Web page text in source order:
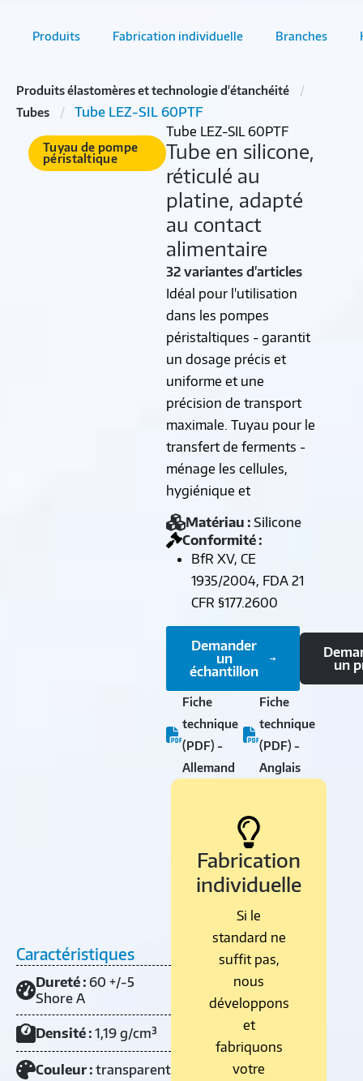
Produits Fabrication individuelle Branches
Produits élastomères et technologie d'étanchéité
Tubes
Tube LEZ-SIL 60PTF
Tuyau de pompe
péristaltique
Tube LEZ-SIL 60PTF
Tube en silicone,
réticulé au
platine, adapté
au contact
alimentaire
32 variantes d'articles
Idéal pour l'utilisation
dans les pompes
péristaltiques - garantit
un dosage précis et
uniforme et une
précision de transport
maximale. Tuyau pour le
transfert de ferments -
ménage les cellules,
hygiénique et
Matériau : Silicone
Conformité :
BfR XV, CE
1935/2004, FDA 21
CFR §177.2600
Demander
un
échantillon
un
Fiche
technique
(PDF) -
Allemand
Fiche
technique
(PDF) -
Anglais
Caractéristiques
Dureté : 60 +/-5
Shore A
Densité : 1,19 g/cm³
Couleur : transparent
Fabrication
individuelle
Si le
standard ne
suffit pas,
nous
développons
et
fabriquons
votre